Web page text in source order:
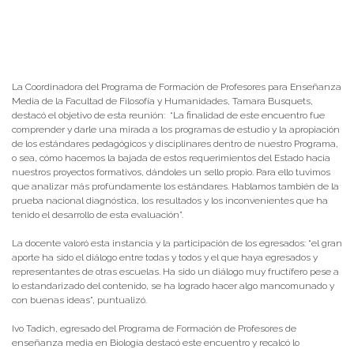
La Coordinadora del Programa de Formación de Profesores para Enseñanza
Media de la Facultad de Filosofía y Humanidades, Tamara Busquets,
destacó el objetivo de esta reunión: “La finalidad de este encuentro fue
comprender y darle una mirada a los programas de estudio y la apropiación
de los estándares pedagógicos y disciplinares dentro de nuestro Programa,
o sea, cómo hacemos la bajada de estos requerimientos del Estado hacia
nuestros proyectos formativos, dándoles un sello propio. Para ello tuvimos
que analizar más profundamente los estándares. Hablamos también de la
prueba nacional diagnóstica, los resultados y los inconvenientes que ha
tenido el desarrollo de esta evaluación”.
La docente valoró esta instancia y la participación de los egresados: “el gran
aporte ha sido el diálogo entre todas y todos y el que haya egresados y
representantes de otras escuelas. Ha sido un diálogo muy fructífero pese a
lo estandarizado del contenido, se ha logrado hacer algo mancomunado y
con buenas ideas”, puntualizó.
Ivo Tadich, egresado del Programa de Formación de Profesores de
enseñanza media en Biología destacó este encuentro y recalcó lo